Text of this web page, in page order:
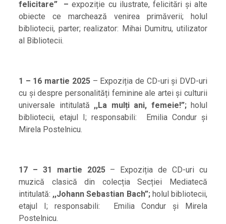
felicitare” –expoziție cu ilustrate, felicitări și alte
obiecte ce marchează venirea primăverii; holul
bibliotecii, parter; realizator: Mihai Dumitru, utilizator
al Bibliotecii.
1 – 16 martie 2025– Expoziția de CD-uri și DVD-uri
cu și despre personalități feminine ale artei și culturii
universale intitulată ,,La mulți ani, femeie!”; holul
bibliotecii, etajul I; responsabili: Emilia Condur și
Mirela Postelnicu.
17 – 31 martie 2025– Expoziția de CD-uri cu
muzică clasică din colecția Secției Mediatecă
intitulată: ,,Johann Sebastian Bach”; holul bibliotecii,
etajul I; responsabili: Emilia Condur și Mirela
Postelnicu.